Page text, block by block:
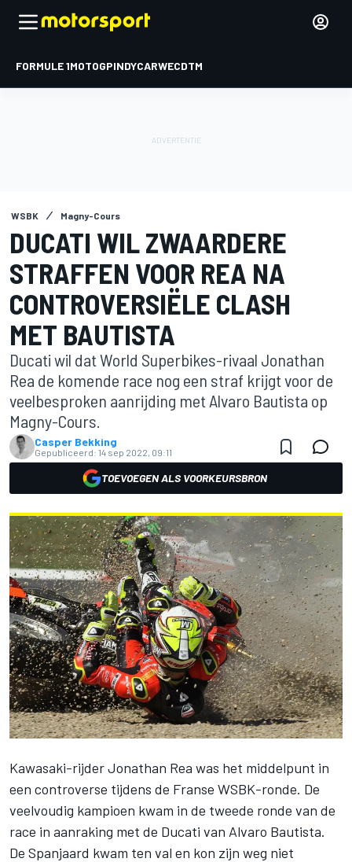
FORMULE 1MOTOGPINDYCARWECDTM
WSBK Magny-Cours
DUCATI WIL ZWAARDERE
STRAFFEN VOOR REA NA
CONTROVERSIËLE CLASH
MET BAUTISTA
Ducati wil dat World Superbikes-rivaal Jonathan
Rea de komende race nog een straf krijgt voor de
veelbesproken aanrijding met Alvaro Bautista op
Magny-Cours.
Casper Bekking
Gepubliceerd: 14 sep 2022, 09:11
TOEVOEGEN ALS VOORKEURSBRON
Kawasaki-rijderJonathan Rea was het middelpunt in
een controverse tijdens de Franse WSBK-ronde. De
veelvoudig kampioen kwam in de tweede ronde van de
race in aanraking met de Ducati van Alvaro Bautista.
De Spanjaard kwam ten val en kon zijn weg niet